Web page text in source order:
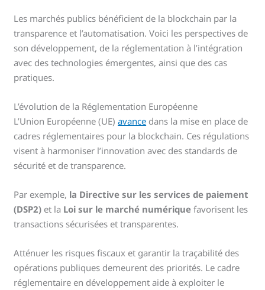
Les marchés publics bénéficient de la blockchain par la
transparence et l’automatisation. Voici les perspectives de
son développement, de la réglementation à l’intégration
avec des technologies émergentes, ainsi que des cas
pratiques.
L’évolution de la Réglementation Européenne
L’Union Européenne (UE)avance dans la mise en place de
cadres réglementaires pour la blockchain. Ces régulations
visent à harmoniser l’innovation avec des standards de
sécurité et de transparence.
Par exemple, la Directive sur les services de paiement
(DSP2) et la Loi sur le marché numérique favorisent les
transactions sécurisées et transparentes.
Atténuer les risques fiscaux et garantir la traçabilité des
opérations publiques demeurent des priorités. Le cadre
réglementaire en développement aide à exploiter le